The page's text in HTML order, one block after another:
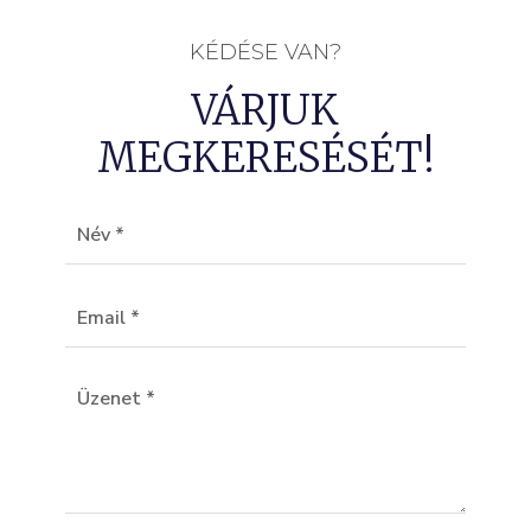
KÉDÉSE VAN?
VÁRJUK
MEGKERESÉSÉT!